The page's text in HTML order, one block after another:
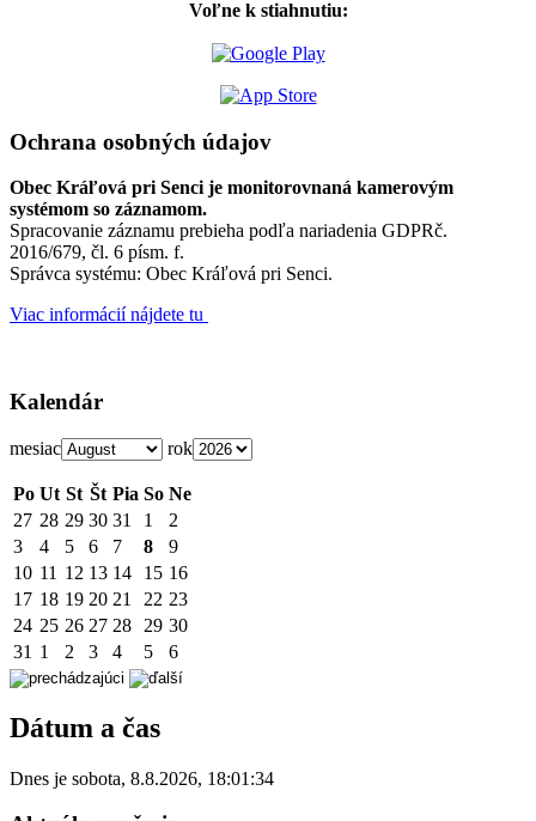
Voľne k stiahnutiu:
Ochrana osobných údajov
Obec Kráľová pri Senci je monitorovnaná kamerovým
systémom so záznamom.
Spracovanie záznamu prebieha podľa nariadenia GDPRč.
2016/679, čl. 6 písm. f.
Správca systému: Obec Kráľová pri Senci.
Viac informácií nájdete tu
Kalendár
mesiac rok
Po Ut St Št Pia So Ne
27 28 29 30 31 1
2
3
4 5 6 7 8
9
10 11 12 13 14 15 16
17 18 19 20 21 22 23
24 25 26 27 28 29 30
31 1 2 3 4 5 6
Dátum a čas
Dnes je sobota, 8.8.2026, 18:01:34